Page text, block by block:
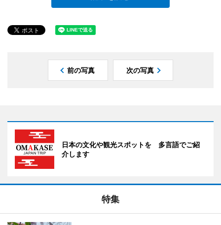
前の写真 次の写真
日本の文化や観光スポットを 多言語でご紹
介します
特集